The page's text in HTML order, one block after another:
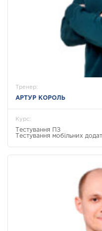
Тренер:
АРТУР КОРОЛЬ
Курс:
Тестування ПЗ
Тестування мобільних